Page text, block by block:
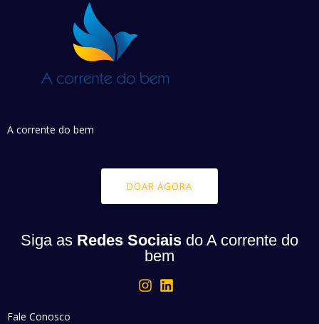
A corrente do bem
DOAR AGORA
Siga as Redes Sociais do A corrente do
bem
Fale Conosco